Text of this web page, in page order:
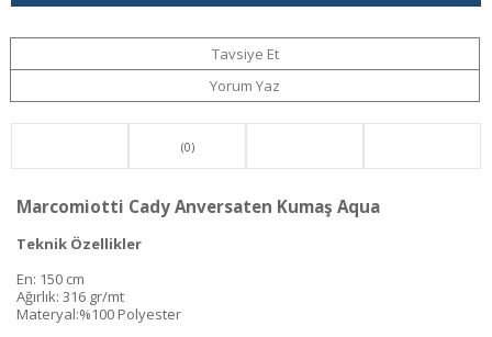
Tavsiye Et
Yorum Yaz
(0)
Marcomiotti Cady Anversaten Kumaş Aqua
Teknik Özellikler
En: 150 cm
Ağırlık: 316 gr/mt
Materyal:%100 Polyester